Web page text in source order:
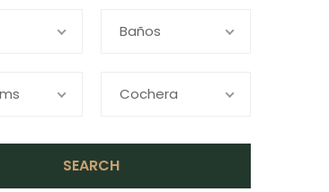
Baños
Cochera
SEARCH